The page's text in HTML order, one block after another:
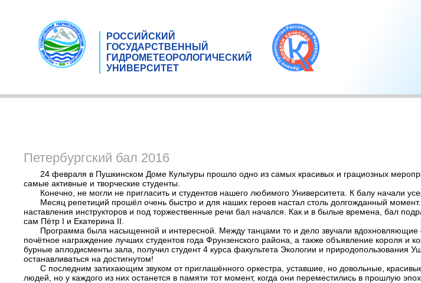
РОССИЙСКИЙ
ГОСУДАРСТВЕННЫЙ
ГИДРОМЕТЕОРОЛОГИЧЕСКИЙ
УНИВЕРСИТЕТ
Петербургский бал 2016
24 февраля в Пушкинском Доме Культуры прошло одно из самых красивых и грациозных
самые активные и творческие студенты.
Конечно, не могли не пригласить и студентов нашего любимого Университета. К балу начали
Месяц репетиций прошёл очень быстро и для наших героев настал столь долгожданный
наставления инструкторов и под торжественные речи бал начался. Как и в былые времена, бал
сам Пётр I и Екатерина II.
Программа была насыщенной и интересной. Между танцами то и дело звучали вдохновляющие
почётное награждение лучших студентов года Фрунзенского района, а также объявление короля
бурные аплодисменты зала, получил студент 4 курса факультета Экологии и
останавливаться на достигнутом!
С последним затихающим звуком от приглашённого оркестра, уставшие, но довольные,
людей, но у каждого из них останется в памяти тот момент, когда они переместились в прошлую